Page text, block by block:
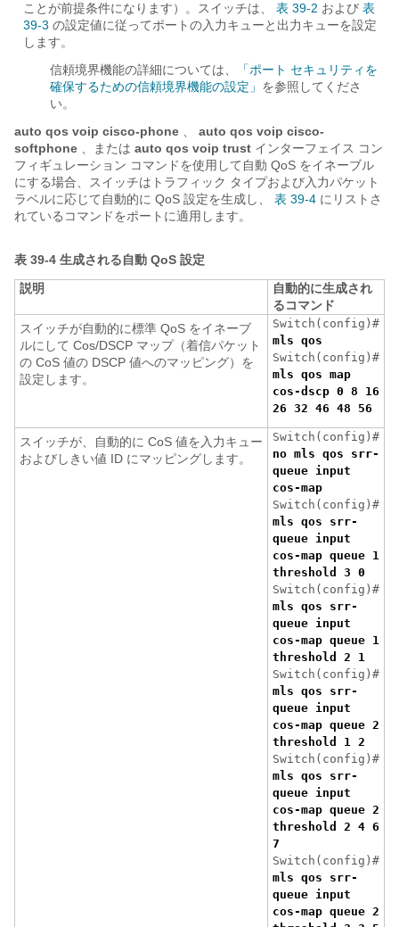
ことが前提条件になります）。スイッチは、
表 39-2 および 表
39-3 の設定値に従ってポートの入力キューと出力キューを設定
します。
信頼境界機能の詳細については、
「ポート セキュリティを
確保するための信頼境界機能の設定」 を参照してくださ
い。
auto qos voip cisco-phone
auto qos voip cisco-
softphone 、または auto qos voip trust インターフェイス コン
フィギュレーション コマンドを使用して自動 QoS をイネーブル
にする場合、スイッチはトラフィック タイプおよび入力パケット
ラベルに応じて自動的に QoS 設定を生成し、
表 39-4 にリストさ
れているコマンドをポートに適用します。
表 39-4 生成される自動 QoS 設定
説明
自動的に生成され
るコマンド
スイッチが自動的に標準 QoS をイネーブ
ルにして Cos/DSCP マップ（着信パケット
の CoS 値の DSCP 値へのマッピング）を
設定します。
Switch(config)#
mls qos
Switch(config)#
mls qos map
cos-dscp 0 8 16
26 32 46 48 56
スイッチが、自動的に CoS 値を入力キュー
およびしきい値 ID にマッピングします。
Switch(config)#
no mls qos srr-
queue input
cos-map
Switch(config)#
mls qos srr-
queue input
cos-map queue 1
threshold 3 0
Switch(config)#
mls qos srr-
queue input
cos-map queue 1
threshold 2 1
Switch(config)#
mls qos srr-
queue input
cos-map queue 2
threshold 1 2
Switch(config)#
mls qos srr-
queue input
cos-map queue 2
threshold 2 4 6
7
Switch(config)#
mls qos srr-
queue input
cos-map queue 2